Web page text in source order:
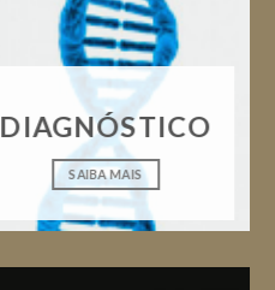
DIAGNÓSTICO
SAIBA MAIS